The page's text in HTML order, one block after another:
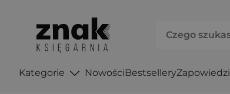
Kategorie NowościBestselleryZapowiedzi